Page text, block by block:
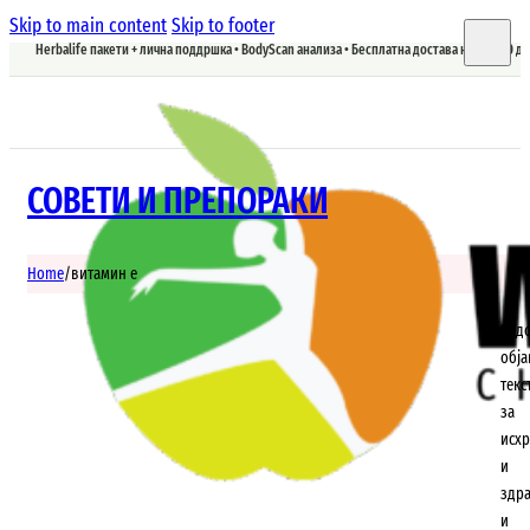
Skip to main contentSkip to footer
Herbalife пакети + лична поддршка • BodyScan анализа • Бесплатна достава над 5.900
СОВЕТИ И ПРЕПОРАКИ
Home/витамин е
за
и
и